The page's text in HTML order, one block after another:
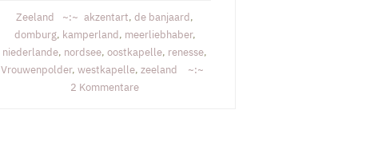
Zeeland akzentart,de banjaard,
domburg, kamperland, meerliebhaber,
niederlande, nordsee,oostkapelle, renesse,
Vrouwenpolder, westkapelle, zeeland
2 Kommentarezu